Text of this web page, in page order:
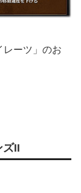
レーツ」のお
ズII